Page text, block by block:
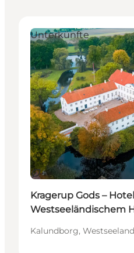
Nachhaltig
Unterkünfte
Kragerup Gods –
Westseeländischem
Kalundborg, Westseeland